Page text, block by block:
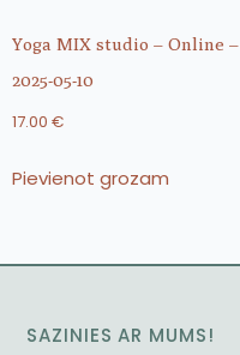
Yoga MIX studio – Online –
2025-05-10
17.00 €
Pievienot grozam
SAZINIES AR MUMS!